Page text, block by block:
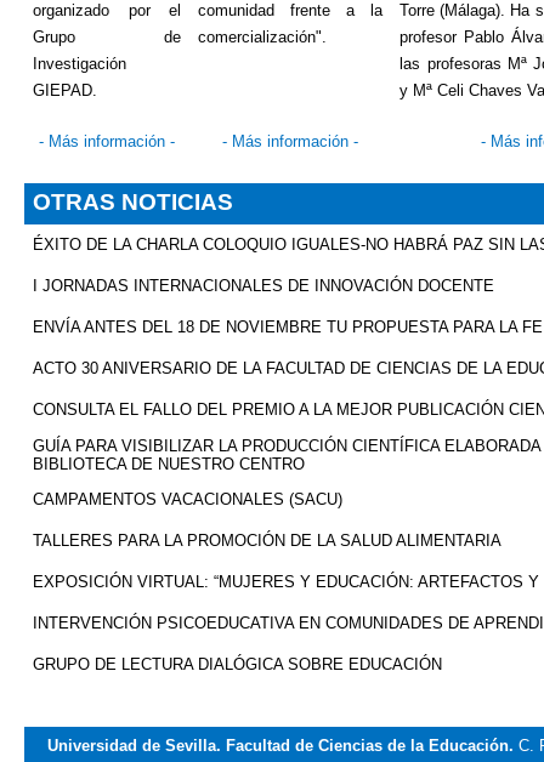
organizado por el
Grupo de
Investigación
GIEPAD.
comunidad frente a la
comercialización".
Torre (Málaga). Ha
profesor Pablo
las profesoras Mª
y MªCeli Chaves
- Más información - - Más información - - Más
OTRAS NOTICIAS
ÉXITO DE LA CHARLA COLOQUIO IGUALES-NO HABRÁ PAZ SIN
I JORNADAS INTERNACIONALES DE INNOVACIÓN DOCENTE
ENVÍA ANTES DEL 18 DE NOVIEMBRE TU PROPUESTA PARA LA
ACTO 30 ANIVERSARIO DE LA FACULTAD DE CIENCIAS DE LA
CONSULTA EL FALLO DEL PREMIO A LA MEJOR PUBLICACIÓN
GUÍA PARA VISIBILIZAR LA PRODUCCIÓN CIENTÍFICA
BIBLIOTECA DE NUESTRO CENTRO
CAMPAMENTOS VACACIONALES (SACU)
TALLERES PARA LA PROMOCIÓN DE LA SALUD ALIMENTARIA
EXPOSICIÓN VIRTUAL: “MUJERES Y EDUCACIÓN: ARTEFACTOS
INTERVENCIÓN PSICOEDUCATIVA EN COMUNIDADES DE
GRUPO DE LECTURA DIALÓGICA SOBRE EDUCACIÓN
Universidad de Sevilla. Facultad de Ciencias de la Educación. C.